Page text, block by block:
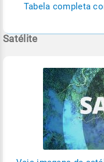
Tabela completa
Satélite